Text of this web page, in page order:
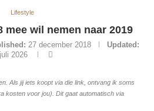
Lifestyle
mee wil nemen naar 2019
27 december 2018
Updated:
2026
Als jij iets koopt via die link, ontvang ik soms
kosten voor jou). Dit gaat automatisch via